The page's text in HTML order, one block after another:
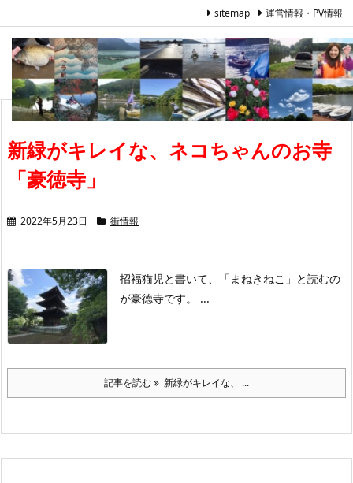
sitemap 運営情報・PV情報
新緑がキレイな、ネコちゃんのお寺
「豪徳寺」
2022年5月23日 街情報
招福猫児と書いて、「まねきねこ」と読むの
が豪徳寺です。 ...
記事を読む 新緑がキレイな、 ...